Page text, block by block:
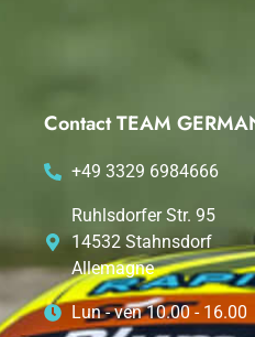
Contact TEAM
+49 3329 6984666
Ruhlsdorfer Str. 95
14532 Stahnsdorf
Allemagne
Lun - ven 10.00 - 16.00